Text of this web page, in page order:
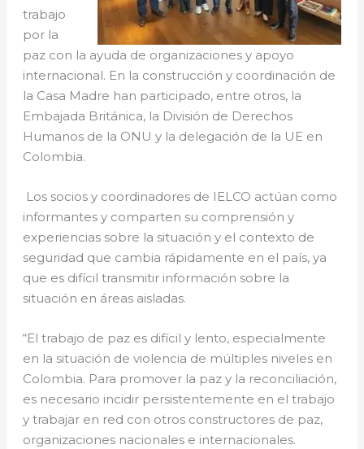
trabajo
por la
paz con la ayuda de organizaciones y apoyo
internacional. En la construcción y coordinación de
la Casa Madre han participado, entre otros, la
Embajada Británica, la División de Derechos
Humanos de la ONU y la delegación de la UE en
Colombia.
Los socios y coordinadores de IELCO actúan como
informantes y comparten su comprensión y
experiencias sobre la situación y el contexto de
seguridad que cambia rápidamente en el país, ya
que es difícil transmitir información sobre la
situación en áreas aisladas.
“El trabajo de paz es difícil y lento, especialmente
en la situación de violencia de múltiples niveles en
Colombia. Para promover la paz y la reconciliación,
es necesario incidir persistentemente en el trabajo
y trabajar en red con otros constructores de paz,
organizaciones nacionales e internacionales.